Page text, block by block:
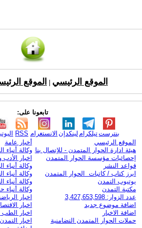
الموقع الرئيسي الموقع
تابعونا على:
RSS الانستغرام لينكدإن تيلكرامبنترست
الموقع الرئيسي
هيئة ادارة الحوار المتمدن - للإتصال بنا
إحصائيات مؤسسة الحوار المتمدن
قواعد النشر
ابرز كتاب / كاتبات الحوار المتمدن
يوتيوب التمدن
مكتبة التمدن
عدد الزوار: 3,427,653,598
اضافة موضوع جديد
اضافة الاخبار
حملات الحوار المتمدن التضامنية
أخبار عامة
وكالة أنباء
اخبار الأدب
وكالة أنباء
وكالة أنباء
وكالة أنباء
وكالة أنباء
اخبار
اخبار
اخبار الطب
اخبار التمدن